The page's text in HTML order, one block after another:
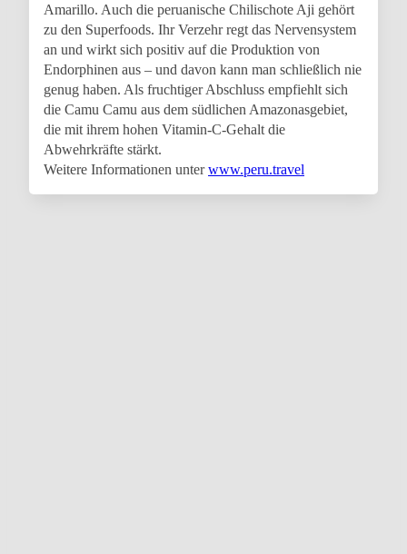
Amarillo. Auch die peruanische Chilischote Aji gehört
zu den Superfoods. Ihr Verzehr regt das Nervensystem
an und wirkt sich positiv auf die Produktion von
Endorphinen aus – und davon kann man schließlich nie
genug haben. Als fruchtiger Abschluss empfiehlt sich
die Camu Camu aus dem südlichen Amazonasgebiet,
die mit ihrem hohen Vitamin-C-Gehalt die
Abwehrkräfte stärkt.
Weitere Informationen unterwww.peru.travel